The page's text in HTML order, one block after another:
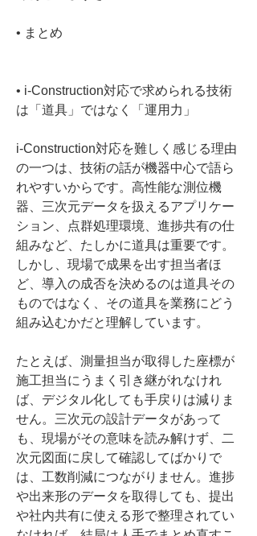
• まとめ
• i-Construction対応で求められる技術
は「道具」ではなく「運用力」
i-Construction対応を難しく感じる理由
の一つは、技術の話が機器中心で語ら
れやすいからです。高性能な測位機
器、三次元データを扱えるアプリケー
ション、点群処理環境、進捗共有の仕
組みなど、たしかに道具は重要です。
しかし、現場で成果を出す担当者ほ
ど、導入の成否を決めるのは道具その
ものではなく、その道具を業務にどう
組み込むかだと理解しています。
たとえば、測量担当が取得した座標が
施工担当にうまく引き継がれなけれ
ば、デジタル化しても手戻りは減りま
せん。三次元の設計データがあって
も、現場がその意味を読み解けず、二
次元図面に戻して確認してばかりで
は、工数削減につながりません。進捗
や出来形のデータを取得しても、提出
や社内共有に使える形で整理されてい